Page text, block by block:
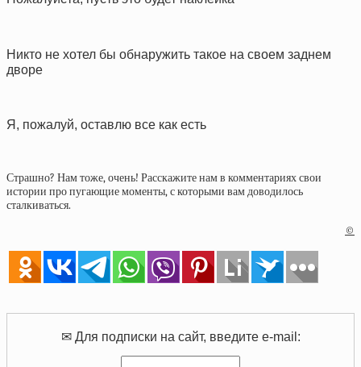
Никто не хотел бы обнаружить такое на своем заднем
дворе
Я, пожалуй, оставлю все как есть
Страшно? Нам тоже, очень! Расскажите нам в комментариях свои
истории про пугающие моменты, с которыми вам доводилось
сталкиваться.
©
✉ Для подписки на сайт, введите e-mail: